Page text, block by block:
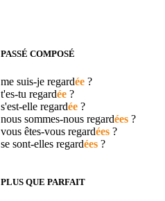
PASSÉ COMPOSÉ
me suis-je regardée ?
t'es-tu regardée ?
s'est-elle regardée ?
nous sommes-nous regardées ?
vous êtes-vous regardées ?
se sont-elles regardées ?
PLUS QUE PARFAIT